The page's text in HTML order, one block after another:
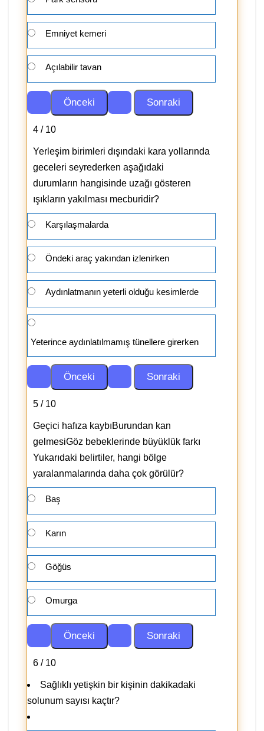
Emniyet kemeri
Açılabilir tavan
4 / 10
Yerleşim birimleri dışındaki kara yollarında
geceleri seyrederken aşağıdaki
durumların hangisinde uzağı gösteren
ışıkların yakılması mecburidir?
Karşılaşmalarda
Öndeki araç yakından izlenirken
Aydınlatmanın yeterli olduğu kesimlerde
Yeterince aydınlatılmamış tünellere girerken
5 / 10
Geçici hafıza kaybıBurundan kan
gelmesiGöz bebeklerinde büyüklük farkı
Yukarıdaki belirtiler, hangi bölge
yaralanmalarında daha çok görülür?
Baş
Karın
Göğüs
Omurga
6 / 10
Sağlıklı yetişkin bir kişinin dakikadaki
solunum sayısı kaçtır?